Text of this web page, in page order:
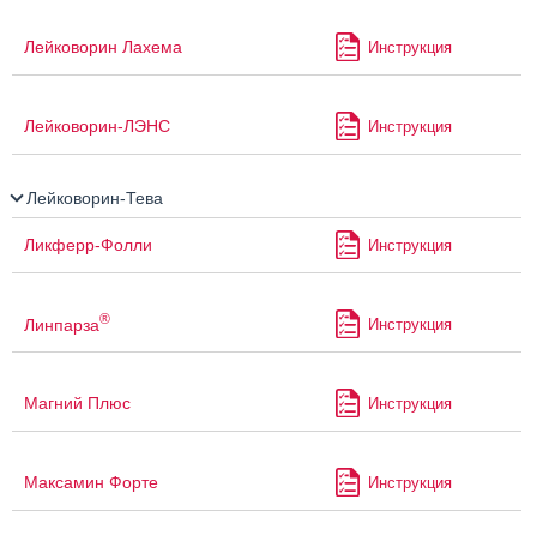
Лейковорин Лахема Инструкция
Лейковорин-ЛЭНС Инструкция
Лейковорин-Тева
Ликферр-Фолли Инструкция
Линпарза® Инструкция
Магний Плюс Инструкция
Максамин Форте Инструкция